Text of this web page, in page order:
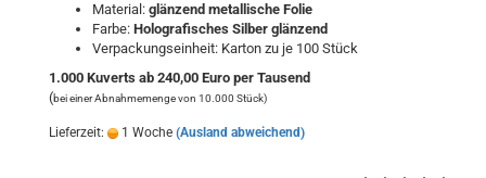
Material: glänzend metallische Folie
Farbe: Holografisches Silber glänzend
Verpackungseinheit: Karton zu je 100 Stück
1.000 Kuverts ab 240,00 Euro per Tausend
(bei einer Abnahmemenge von 10.000 Stück)
Lieferzeit: 1 Woche (Ausland abweichend)